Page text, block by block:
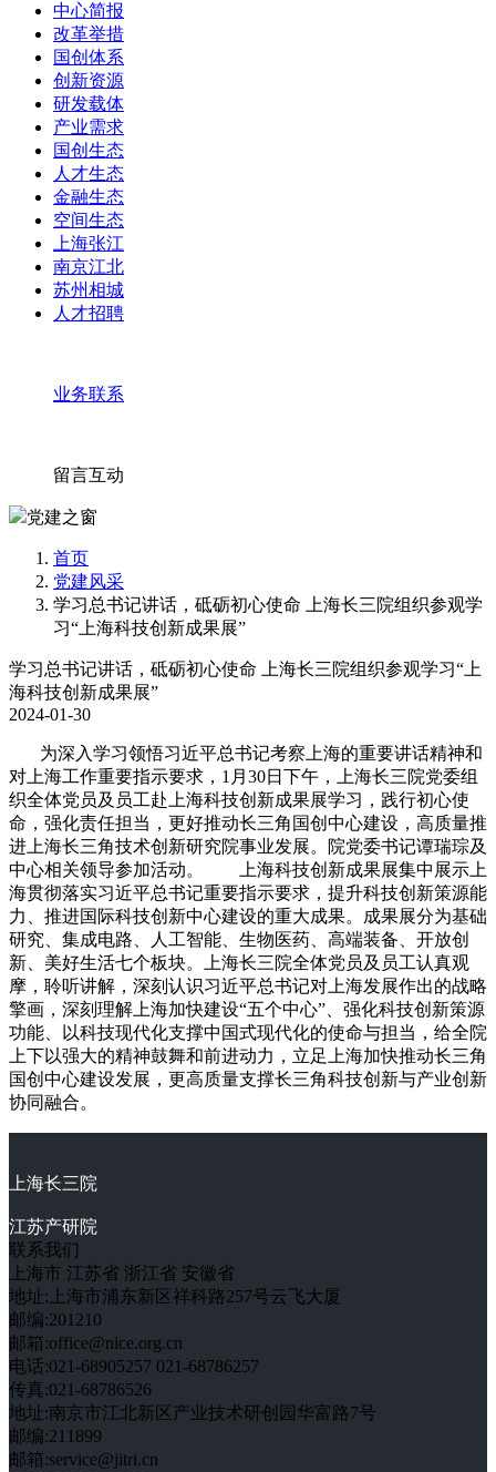
中心简报
改革举措
国创体系
创新资源
研发载体
产业需求
国创生态
人才生态
金融生态
空间生态
上海张江
南京江北
苏州相城
人才招聘
业务联系
留言互动
党建之窗
首页
党建风采
学习总书记讲话，砥砺初心使命 上海长三院组织参观学
习“上海科技创新成果展”
学习总书记讲话，砥砺初心使命 上海长三院组织参观学习“上
海科技创新成果展”
2024-01-30
为深入学习领悟习近平总书记考察上海的重要讲话精神和
对上海工作重要指示要求，1月30日下午，上海长三院党委组
织全体党员及员工赴上海科技创新成果展学习，践行初心使
命，强化责任担当，更好推动长三角国创中心建设，高质量推
进上海长三角技术创新研究院事业发展。院党委书记谭瑞琮及
中心相关领导参加活动。 上海科技创新成果展集中展示上
海贯彻落实习近平总书记重要指示要求，提升科技创新策源能
力、推进国际科技创新中心建设的重大成果。成果展分为基础
研究、集成电路、人工智能、生物医药、高端装备、开放创
新、美好生活七个板块。上海长三院全体党员及员工认真观
摩，聆听讲解，深刻认识习近平总书记对上海发展作出的战略
擎画，深刻理解上海加快建设“五个中心”、强化科技创新策源
功能、以科技现代化支撑中国式现代化的使命与担当，给全院
上下以强大的精神鼓舞和前进动力，立足上海加快推动长三角
国创中心建设发展，更高质量支撑长三角科技创新与产业创新
协同融合。
上海长三院
江苏产研院
联系我们
上海市 江苏省 浙江省 安徽省
地址:上海市浦东新区祥科路257号云飞大厦
邮编:201210
邮箱:office@nice.org.cn
电话:021-68905257 021-68786257
传真:021-68786526
地址:南京市江北新区产业技术研创园华富路7号
邮编:211899
邮箱:service@jitri.cn